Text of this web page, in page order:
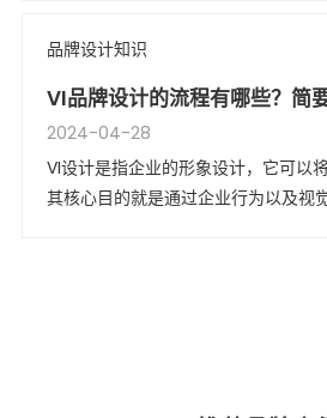
品牌设计知识
VI品牌设计的流程有哪些？简
2024-04-28
VI设计是指企业的形象设计，它可以
其核心目的就是通过企业行为以及视